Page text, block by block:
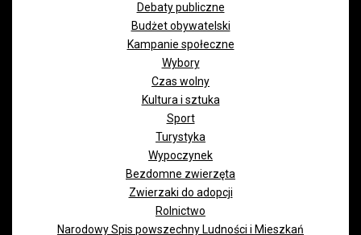
Debaty publiczne
Budżet obywatelski
Kampanie społeczne
Wybory
Czas wolny
Kultura i sztuka
Sport
Turystyka
Wypoczynek
Bezdomne zwierzęta
Zwierzaki do adopcji
Rolnictwo
Narodowy Spis powszechny Ludności i Mieszkań